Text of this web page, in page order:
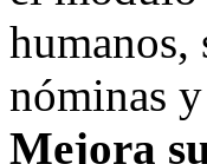
humanos,
nóminas
Mejora